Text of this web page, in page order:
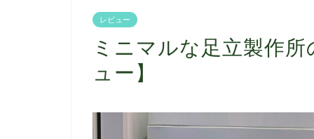
レビュー
ミニマルな足立製作
ュー】